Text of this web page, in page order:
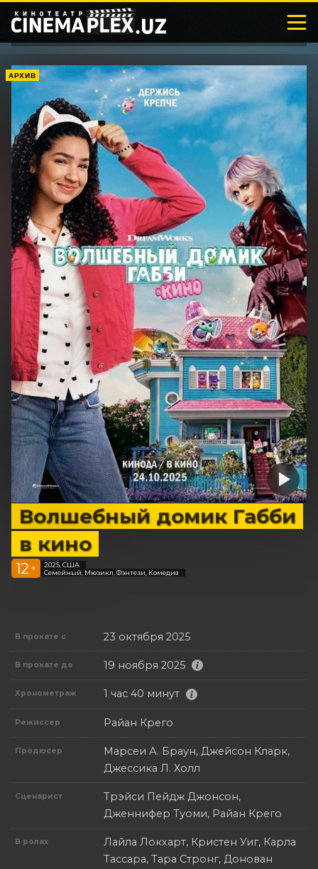
АРХИВ
Волшебный домик Габби
в кино
12 +
2025, США
Семейный, Мюзикл, Фэнтези, Комедия
В прокате с 23 октября 2025
В прокате до 19 ноября 2025
Хронометраж 1 час 40 минут
Режиссер Райан Крего
Продюсер
Марсеи А. Браун, Джейсон Кларк,
Джессика Л. Холл
Сценарист
Трэйси Пейдж Джонсон,
Дженнифер Туоми, Райан Крего
В ролях
Лайла Локхарт, Кристен Уиг, Карла
Тассара, Тара Стронг, Донован